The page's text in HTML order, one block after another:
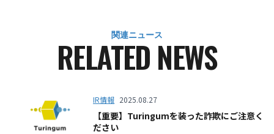
関連ニュース
RELATED NEWS
IR情報 2025.08.27
【重要】Turingumを装った詐欺にご注意く
ださい